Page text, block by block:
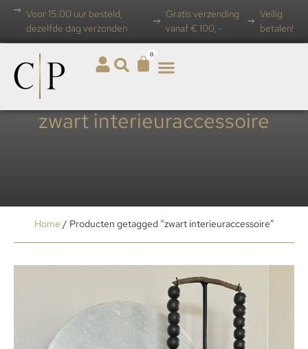
Voor 15.00 uur besteld,
dezelfde dag verzonden
Gratis verzending
vanaf € 100,-
Veilig
betalen!
0
zwart interieuraccessoire
Home / Producten getagged “zwart interieuraccessoire”